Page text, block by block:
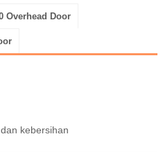
Overhead Door
kebersihan